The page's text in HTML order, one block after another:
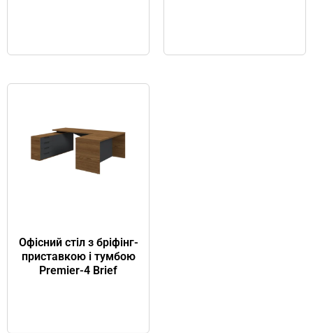
Офісний стіл з бріфінг-
приставкою і тумбою
Premier-4 Brief